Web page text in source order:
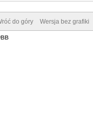
do góry Wersja bez grafiki